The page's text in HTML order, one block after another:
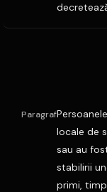
Paragraf
locale de
sau au
stabilirii
primi,